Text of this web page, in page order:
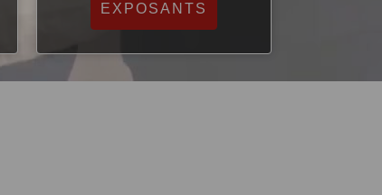
EXPOSANTS